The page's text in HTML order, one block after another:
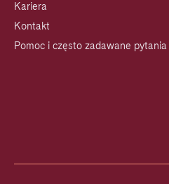
Kariera
Kontakt
Pomoc i często zadawane pytania